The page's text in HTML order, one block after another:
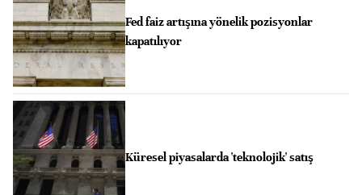
Fed faiz artışına yönelik pozisyonlar
kapatılıyor
Küresel piyasalarda 'teknolojik' satış